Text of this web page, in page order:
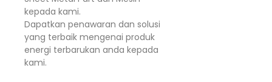
kepada kami.
Dapatkan penawaran dan solusi
yang terbaik mengenai produk
energi terbarukan anda kepada
kami.